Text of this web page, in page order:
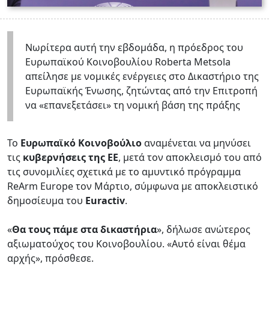
Νωρίτερα αυτή την εβδομάδα, η πρόεδρος του
Ευρωπαϊκού Κοινοβουλίου Roberta Metsola
απείλησε με νομικές ενέργειες στο Δικαστήριο της
Ευρωπαϊκής Ένωσης, ζητώντας από την Επιτροπή
να «επανεξετάσει» τη νομική βάση της πράξης
Το Ευρωπαϊκό Κοινοβούλιοαναμένεται να μηνύσει
τις κυβερνήσεις της ΕΕ, μετά τον αποκλεισμό του από
τις συνομιλίες σχετικά με το αμυντικό πρόγραμμα
ReArm Europe τον Μάρτιο, σύμφωνα με αποκλειστικό
δημοσίευμα του Euractiv.
«Θα τους πάμε στα δικαστήρια», δήλωσε ανώτερος
αξιωματούχος του Κοινοβουλίου. «Αυτό είναι θέμα
αρχής», πρόσθεσε.